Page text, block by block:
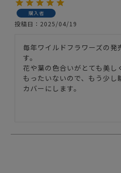
購入者
投稿日 2025/04/19
毎年ワイルドフラワーズの発
す。
花や葉の色合いがとても美し
もったいないので、もう少し
カバーにします。